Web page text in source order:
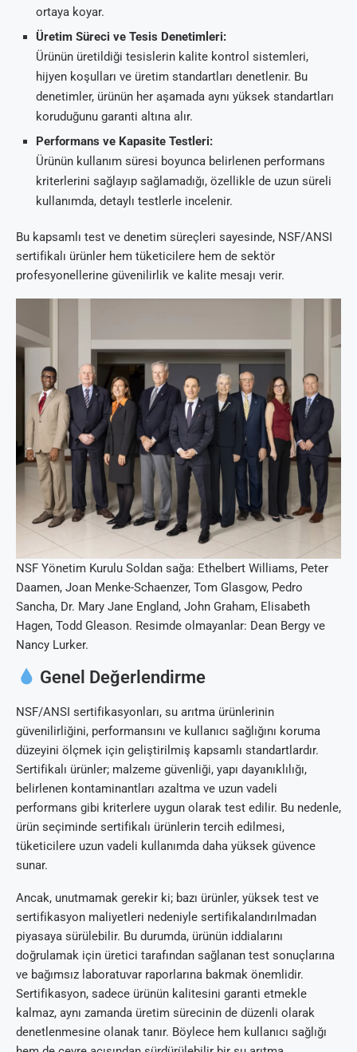
ortaya koyar.
Üretim Süreci ve Tesis Denetimleri:
Ürünün üretildiği tesislerin kalite kontrol sistemleri,
hijyen koşulları ve üretim standartları denetlenir. Bu
denetimler, ürünün her aşamada aynı yüksek standartları
koruduğunu garanti altına alır.
Performans ve Kapasite Testleri:
Ürünün kullanım süresi boyunca belirlenen performans
kriterlerini sağlayıp sağlamadığı, özellikle de uzun süreli
kullanımda, detaylı testlerle incelenir.
Bu kapsamlı test ve denetim süreçleri sayesinde, NSF/ANSI
sertifikalı ürünler hem tüketicilere hem de sektör
profesyonellerine güvenilirlik ve kalite mesajı verir.
NSF Yönetim Kurulu Soldan sağa: Ethelbert Williams, Peter
Daamen, Joan Menke-Schaenzer, Tom Glasgow, Pedro
Sancha, Dr. Mary Jane England, John Graham, Elisabeth
Hagen, Todd Gleason. Resimde olmayanlar: Dean Bergy ve
Nancy Lurker.
Genel Değerlendirme
NSF/ANSI sertifikasyonları, su arıtma ürünlerinin
güvenilirliğini, performansını ve kullanıcı sağlığını koruma
düzeyini ölçmek için geliştirilmiş kapsamlı standartlardır.
Sertifikalı ürünler; malzeme güvenliği, yapı dayanıklılığı,
belirlenen kontaminantları azaltma ve uzun vadeli
performans gibi kriterlere uygun olarak test edilir. Bu nedenle,
ürün seçiminde sertifikalı ürünlerin tercih edilmesi,
tüketicilere uzun vadeli kullanımda daha yüksek güvence
sunar.
Ancak, unutmamak gerekir ki; bazı ürünler, yüksek test ve
sertifikasyon maliyetleri nedeniyle sertifikalandırılmadan
piyasaya sürülebilir. Bu durumda, ürünün iddialarını
doğrulamak için üretici tarafından sağlanan test sonuçlarına
ve bağımsız laboratuvar raporlarına bakmak önemlidir.
Sertifikasyon, sadece ürünün kalitesini garanti etmekle
kalmaz, aynı zamanda üretim sürecinin de düzenli olarak
denetlenmesine olanak tanır. Böylece hem kullanıcı sağlığı